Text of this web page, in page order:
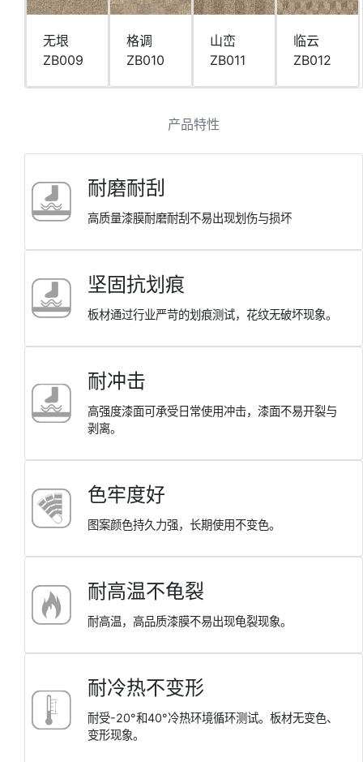
⽆垠
ZB009
格调
ZB010
⼭峦
ZB011
临云
ZB012
产品特性
耐磨耐刮
⾼质量漆膜耐磨耐刮不易出现划伤与损坏
坚固抗划痕
板材通过⾏业严苛的划痕测试，花纹⽆破坏现象。
耐冲击
⾼强度漆⾯可承受⽇常使⽤冲击，漆⾯不易开裂与
剥离。
⾊牢度好
图案颜⾊持久⼒强，⻓期使⽤不变⾊。
耐⾼温不⻳裂
耐⾼温，⾼品质漆膜不易出现⻳裂现象。
耐冷热不变形
耐受-20°和40°冷热环境循环测试。板材⽆变⾊、
变形现象。